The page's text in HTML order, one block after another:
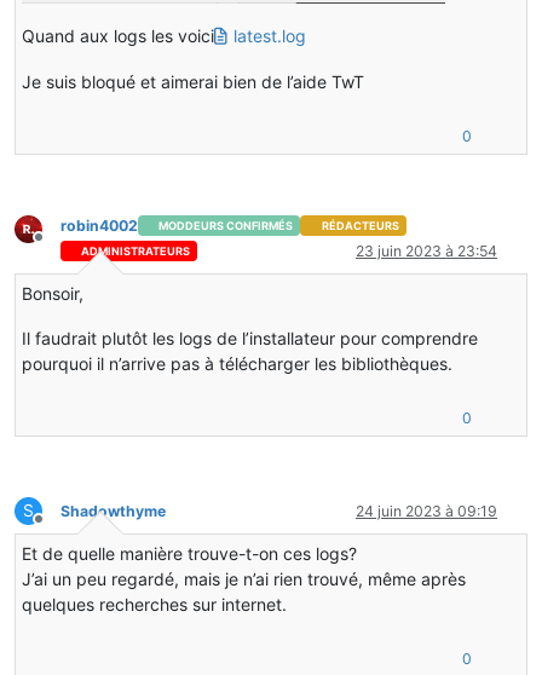
Quand aux logs les voici latest.log
Je suis bloqué et aimerai bien de l’aide TwT
0
Hors-ligne
robin4002 MODDEURS CONFIRMÉS
RÉDACTEURS
ADMINISTRATEURS
23 juin 2023 à 23:54
Bonsoir,
Il faudrait plutôt les logs de l’installateur pour comprendre
pourquoi il n’arrive pas à télécharger les bibliothèques.
0
S
Hors-ligne
Shadowthyme 24 juin 2023 à 09:19
Et de quelle manière trouve-t-on ces logs?
J’ai un peu regardé, mais je n’ai rien trouvé, même après
quelques recherches sur internet.
0